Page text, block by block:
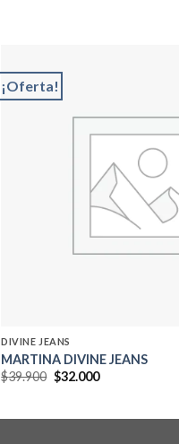
¡Oferta!
DIVINE JEANS
MARTINA DIVINE JEANS
$39.900 El
precio
$32.000El